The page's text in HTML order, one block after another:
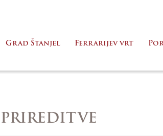
Grad Štanjel Ferrarijev vrt
PRIREDITVE